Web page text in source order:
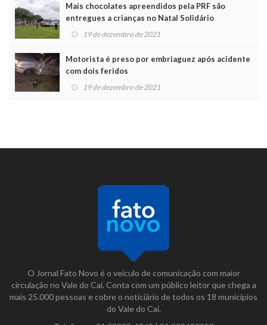
Mais chocolates apreendidos pela PRF são
entregues a crianças no Natal Solidário
19 de dezembro de 2021
Motorista é preso por embriaguez após acidente
com dois feridos
19 de dezembro de 2021
O Jornal Fato Novo é o veículo de comunicação com maior
circulação no Vale do Caí. Conta com um público leitor que chega a
mais 25.000 pessoas e cobre o noticiário de todos os 18 municípios
do Vale do Caí.